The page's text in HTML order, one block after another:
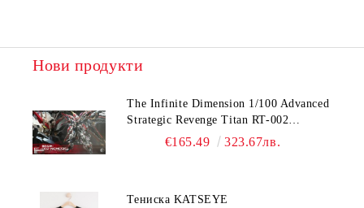
Нови продукти
The Infinite Dimension 1/100 Advanced
Strategic Revenge Titan RT-002
Nemesis€165.49 323.67лв.
Тениска KATSEYE